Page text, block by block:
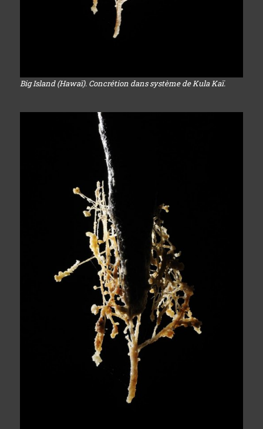
Big Island (Hawaï). Concrétion dans système de Kula Kaï.